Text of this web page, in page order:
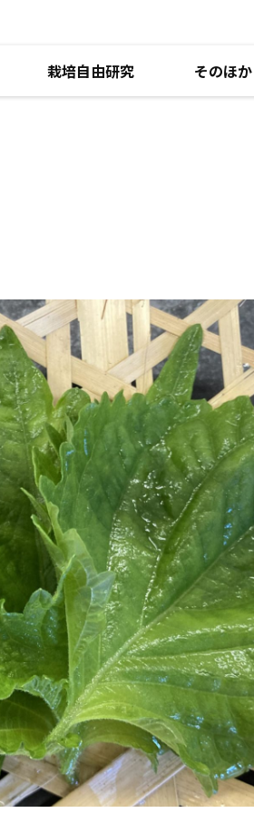
栽培自由研究 そのほか